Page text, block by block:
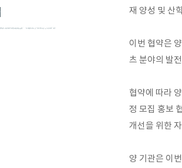
재 양성 및 산
이번 협약은
츠 분야의 발
협약에 따라
정 모집 홍보
개선을 위한
양 기관은 이